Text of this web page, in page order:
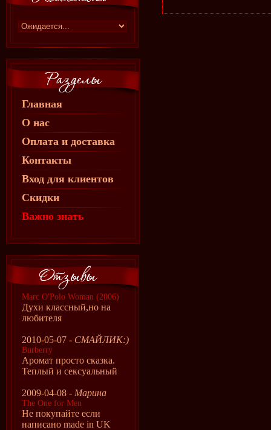
Главная
О нас
Оплата и доставка
Контакты
Вход для клиентов
Скидки
Важно знать
Marc O'Polo Woman (2006)
Духи классный,но на
любителя
2010-05-07 - СМАЙЛИК:)
Burberry
Аромат просто сказка.
Теплый и сексуальный
2009-04-08 - Марина
The One for Men
Не покупайте если
написано made in UK